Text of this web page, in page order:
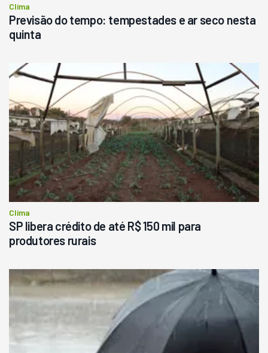
Clima
Previsão do tempo: tempestades e ar seco nesta
quinta
Clima
SP libera crédito de até R$ 150 mil para
produtores rurais